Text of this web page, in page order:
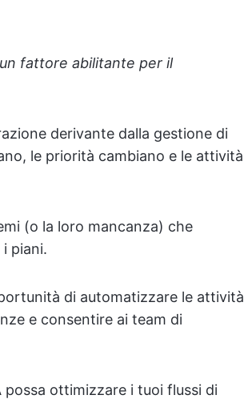
fattore abilitante per il
derivante dalla gestione di
le priorità cambiano e le attività
(o la loro mancanza) che
piani.
di automatizzare le attività
e consentire ai team di
ottimizzare i tuoi flussi di